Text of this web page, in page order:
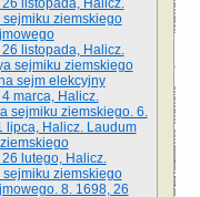
listopada, Halicz.
sejmiku ziemskiego
listopada, Halicz.
sejmiku ziemskiego
sejm elekcyjny
marca, Halicz.
sejmiku ziemskiego. 6.
lipca, Halicz. Laudum
lutego, Halicz.
sejmiku ziemskiego
8. 1698, 26